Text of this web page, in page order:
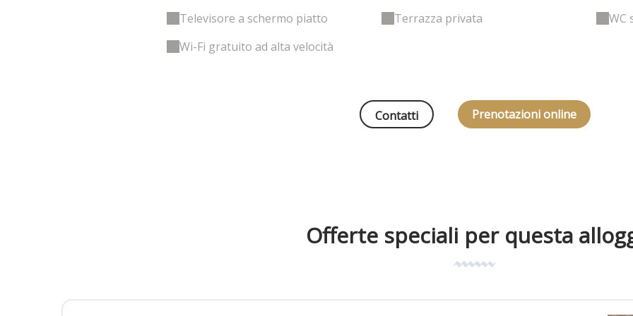
Televisore a schermo piatto
Terrazza privata
WC
Wi-Fi gratuito ad alta velocità
Contatti Prenotazioni online
Offerte speciali per questa